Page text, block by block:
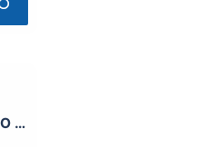
VOIDAAKS RIKKOO HILJAISUUS